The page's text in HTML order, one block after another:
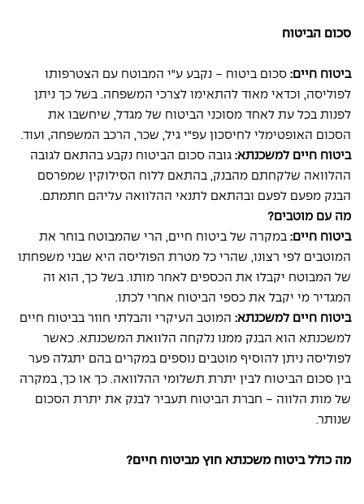
סכום הביטוח
ביטוח חיים: סכום ביטוח - נקבע ע"י המבוטח עם הצטרפותו
לפוליסה, וכדאי מאוד להתאימו לצרכי המשפחה. בשל כך ניתן
לפנות בכל עת לאחד מסוכני הביטוח של מגדל, שיחשבו את
הסכום האופטימלי לחיסכון עפ"י גיל, שכר, הרכב המשפחה, ועוד.
ביטוח חיים למשכנתא: גובה סכום הביטוח נקבע בהתאם לגובה
ההלוואה שלקחתם מהבנק, בהתאם ללוח הסילוקין שמפרסם
הבנק מפעם לפעם ובהתאם לתנאי ההלוואה עליהם חתמתם.
מה עם מוטבים?
ביטוח חיים: במקרה של ביטוח חיים, הרי שהמבוטח בוחר את
המוטבים לפי רצונו, שהרי כל מטרת הפוליסה היא שבני משפחתו
של המבוטח יקבלו את הכספים לאחר מותו. בשל כך, הוא זה
המגדיר מי יקבל את כספי הביטוח אחרי לכתו.
ביטוח חיים למשכנתא: המוטב העיקרי והבלתי חוזר בביטוח חיים
למשכנתא הוא הבנק ממנו נלקחה הלוואת המשכנתא. כאשר
לפוליסה ניתן להוסיף מוטבים נוספים במקרים בהם יתגלה פער
בין סכום הביטוח לבין יתרת תשלומי ההלוואה. כך או כך, במקרה
של מות הלווה - חברת הביטוח תעביר לבנק את יתרת הסכום
שנותר.
מה כולל ביטוח משכנתא חוץ מביטוח חיים?